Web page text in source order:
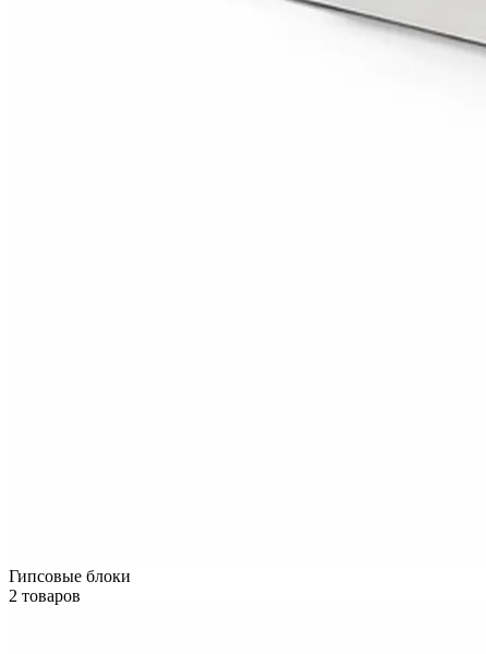
Гипсовые блоки
2 товаров